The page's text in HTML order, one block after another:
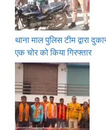
थाना माल पुलिस टीम द्वारा
एक चोर को किया गिरफ्तार